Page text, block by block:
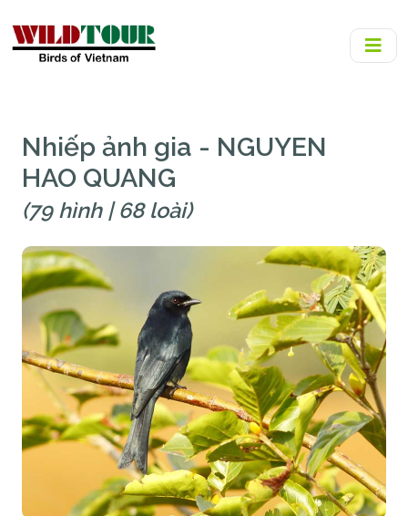
Nhiếp ảnh gia - NGUYEN
HAO QUANG
(79 hình | 68 loài)